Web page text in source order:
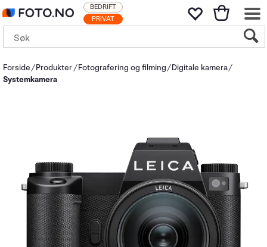
PRIVAT
BEDRIFT
Forside Produkter Fotografering og filming
Digitale kamera
Systemkamera